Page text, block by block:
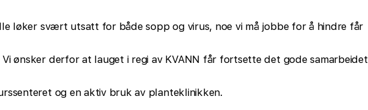
løker svært utsatt for både sopp og virus, noe vi må jobbe for å hindre får
Vi ønsker derfor at lauget i regi av KVANN får fortsette det gode samarbeidet
og en aktiv bruk av planteklinikken.